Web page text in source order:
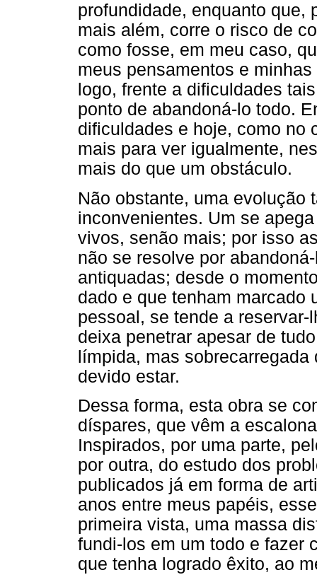
profundidade, enquanto que,
mais além, corre o risco de
como fosse, em meu caso,
meus pensamentos e
logo, frente a dificuldades
ponto de abandoná-lo todo.
dificuldades e hoje, como no
mais para ver igualmente,
mais do que um obstáculo.
Não obstante, uma evolução
inconvenientes. Um se
vivos, senão mais; por isso
não se resolve por
antiquadas; desde o
dado e que tenham marcado
pessoal, se tende a
deixa penetrar apesar de
límpida, mas
devido estar.
Dessa forma, esta obra se
díspares, que vêm a
Inspirados, por uma parte,
por outra, do estudo dos
publicados já em forma de
anos entre meus papéis,
primeira vista, uma massa
fundi-los em um todo e fazer
que tenha logrado êxito, ao